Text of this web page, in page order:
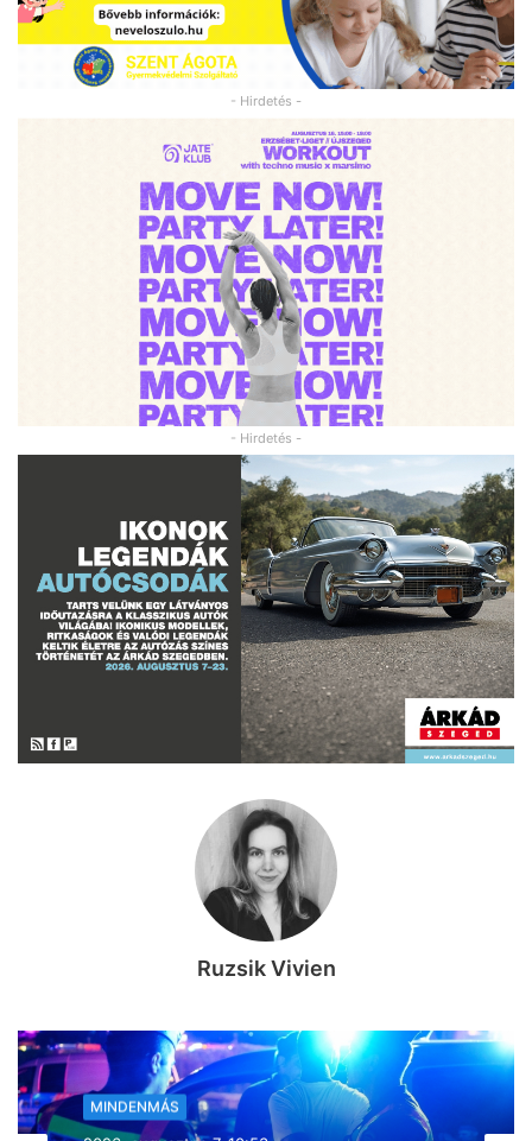
- Hirdetés -
- Hirdetés -
Ruzsik Vivien
MINDENMÁS